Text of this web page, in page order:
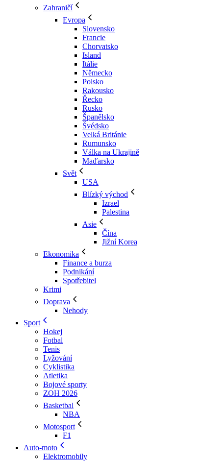
Zahraničí
Evropa
Slovensko
Francie
Chorvatsko
Island
Itálie
Německo
Polsko
Rakousko
Řecko
Rusko
Španělsko
Švédsko
Velká Británie
Rumunsko
Válka na Ukrajině
Maďarsko
Svět
USA
Blízký východ
Izrael
Palestina
Asie
Čína
Jižní Korea
Ekonomika
Finance a burza
Podnikání
Spotřebitel
Krimi
Doprava
Nehody
Sport
Hokej
Fotbal
Tenis
Lyžování
Cyklistika
Atletika
Bojové sporty
ZOH 2026
Basketbal
NBA
Motosport
F1
Auto-moto
Elektromobily